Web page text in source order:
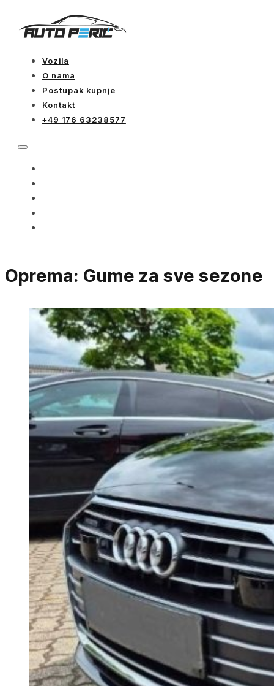
Vozila
O nama
Postupak kupnje
Kontakt
+49 176 63238577
Oprema: Gume za sve sezone